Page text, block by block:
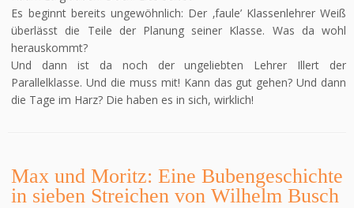
Es beginnt bereits ungewöhnlich: Der ‚faule’ Klassenlehrer Weiß
überlässt die Teile der Planung seiner Klasse. Was da wohl
herauskommt?
Und dann ist da noch der ungeliebten Lehrer Illert der
Parallelklasse. Und die muss mit! Kann das gut gehen? Und dann
die Tage im Harz? Die haben es in sich, wirklich!
Max und Moritz: Eine Bubengeschichte
in sieben Streichen von Wilhelm Busch